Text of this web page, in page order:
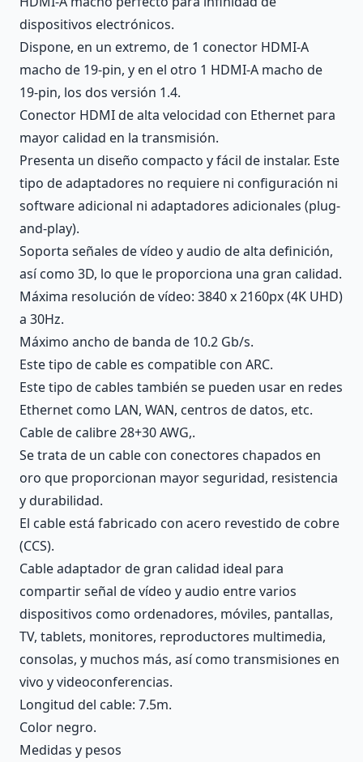
dispositivos electrónicos.
Dispone, en un extremo, de 1 conector HDMI-A
macho de 19-pin, y en el otro 1 HDMI-A macho de
19-pin, los dos versión 1.4.
Conector HDMI de alta velocidad con Ethernet para
mayor calidad en la transmisión.
Presenta un diseño compacto y fácil de instalar. Este
tipo de adaptadores no requiere ni configuración ni
software adicional ni adaptadores adicionales (plug-
and-play).
Soporta señales de vídeo y audio de alta definición,
así como 3D, lo que le proporciona una gran calidad.
Máxima resolución de vídeo: 3840 x 2160px (4K UHD)
a 30Hz.
Máximo ancho de banda de 10.2 Gb/s.
Este tipo de cable es compatible con ARC.
Este tipo de cables también se pueden usar en redes
Ethernet como LAN, WAN, centros de datos, etc.
Cable de calibre 28+30 AWG,.
Se trata de un cable con conectores chapados en
oro que proporcionan mayor seguridad, resistencia
y durabilidad.
El cable está fabricado con acero revestido de cobre
(CCS).
Cable adaptador de gran calidad ideal para
compartir señal de vídeo y audio entre varios
dispositivos como ordenadores, móviles, pantallas,
TV, tablets, monitores, reproductores multimedia,
consolas, y muchos más, así como transmisiones en
vivo y videoconferencias.
Longitud del cable: 7.5m.
Color negro.
Medidas y pesos